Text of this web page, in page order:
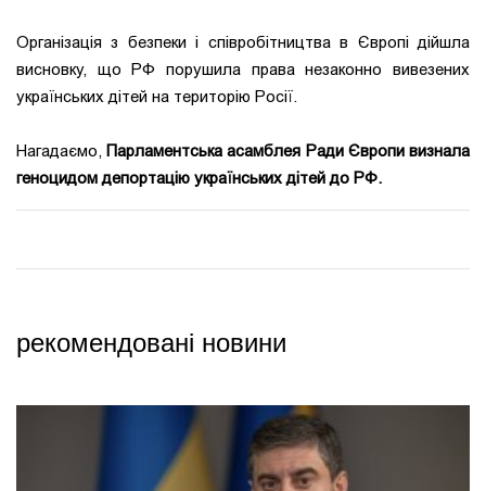
Організація з безпеки і співробітництва в Європі дійшла
висновку, що РФ порушила права незаконно вивезених
українських дітей на територію Росії.
Нагадаємо,Парламентська асамблея Ради Європи визнала
геноцидом депортацію українських дітей до РФ.
рекомендовані новини